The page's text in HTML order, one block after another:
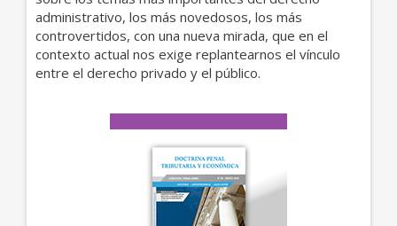
administrativo, los más novedosos, los más
controvertidos, con una nueva mirada, que en el
contexto actual nos exige replantearnos el vínculo
entre el derecho privado y el público.